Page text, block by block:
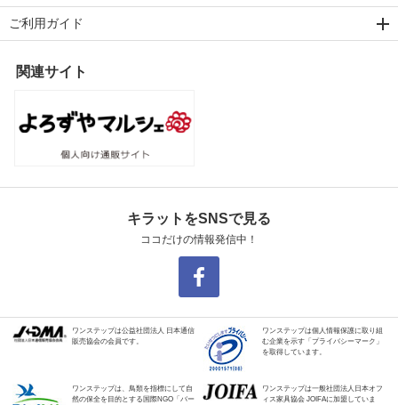
ご利用ガイド
関連サイト
キラットをSNSで見る
ココだけの情報発信中！
ワンステップは公益社団法人 日本通信
販売協会の会員です。
ワンステップは個人情報保護に取り組
む企業を示す「プライバシーマーク」
を取得しています。
ワンステップは、鳥類を指標にして自
然の保全を目的とする国際NGO「バー
ワンステップは一般社団法人日本オフ
ィス家具協会 JOIFAに加盟していま